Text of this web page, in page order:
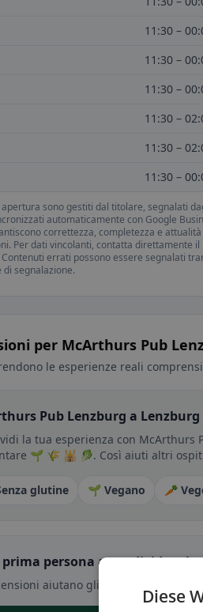
11:30 –
11:30 –
11:30 –
11:30 –
11:30 –
11:30 –
sono gestiti dal titolare, segnalati
automaticamente con Google
correttezza, completezza e
Per dati vincolanti, contatta direttamente il
errati possono essere segnalati
di segnalazione.
per McArthurs Pub
le esperienze reali
Pub Lenzburg a Lenzburg
la tua esperienza con
🌱 🌾 🕌 🥬. Così aiuti altri
glutine 🌱 Vegano 🥕
prima persona a condividere la
aiutano gli altri a decidere —
Diese